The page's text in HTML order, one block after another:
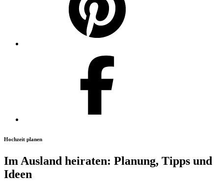
Hochzeit planen
Im Ausland heiraten: Planung, Tipps und
Ideen